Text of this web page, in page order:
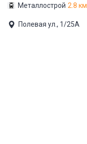
Металлострой 2.8 км
Полевая ул., 1/25А